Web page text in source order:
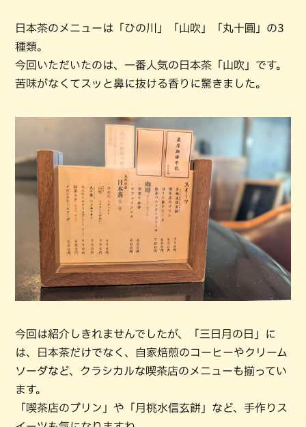
日本茶のメニューは「ひの川」「山吹」「丸十圓」の3
種類。
今回いただいたのは、一番人気の日本茶「山吹」です。
苦味がなくてスッと鼻に抜ける香りに驚きました。
今回は紹介しきれませんでしたが、「三日月の日」に
は、日本茶だけでなく、自家焙煎のコーヒーやクリーム
ソーダなど、クラシカルな喫茶店のメニューも揃ってい
ます。
「喫茶店のプリン」や「月桃水信玄餅」など、手作りス